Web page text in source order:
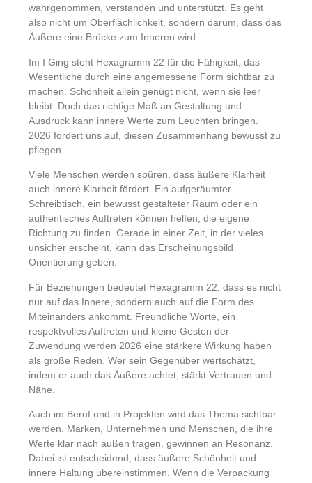
wahrgenommen, verstanden und unterstützt. Es geht
also nicht um Oberflächlichkeit, sondern darum, dass das
Äußere eine Brücke zum Inneren wird.
Im I Ging steht Hexagramm 22 für die Fähigkeit, das
Wesentliche durch eine angemessene Form sichtbar zu
machen. Schönheit allein genügt nicht, wenn sie leer
bleibt. Doch das richtige Maß an Gestaltung und
Ausdruck kann innere Werte zum Leuchten bringen.
2026 fordert uns auf, diesen Zusammenhang bewusst zu
pflegen.
Viele Menschen werden spüren, dass äußere Klarheit
auch innere Klarheit fördert. Ein aufgeräumter
Schreibtisch, ein bewusst gestalteter Raum oder ein
authentisches Auftreten können helfen, die eigene
Richtung zu finden. Gerade in einer Zeit, in der vieles
unsicher erscheint, kann das Erscheinungsbild
Orientierung geben.
Für Beziehungen bedeutet Hexagramm 22, dass es nicht
nur auf das Innere, sondern auch auf die Form des
Miteinanders ankommt. Freundliche Worte, ein
respektvolles Auftreten und kleine Gesten der
Zuwendung werden 2026 eine stärkere Wirkung haben
als große Reden. Wer sein Gegenüber wertschätzt,
indem er auch das Äußere achtet, stärkt Vertrauen und
Nähe.
Auch im Beruf und in Projekten wird das Thema sichtbar
werden. Marken, Unternehmen und Menschen, die ihre
Werte klar nach außen tragen, gewinnen an Resonanz.
Dabei ist entscheidend, dass äußere Schönheit und
innere Haltung übereinstimmen. Wenn die Verpackung